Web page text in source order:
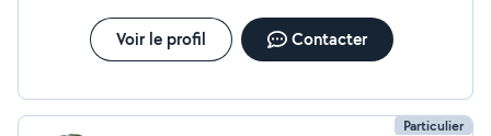
Voir le profil Contacter
Particulier